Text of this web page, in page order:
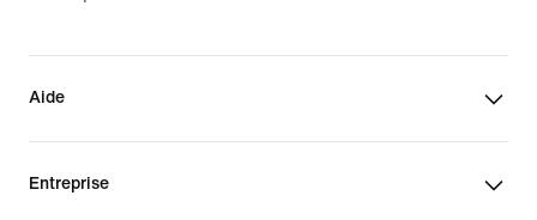
Aide
Entreprise